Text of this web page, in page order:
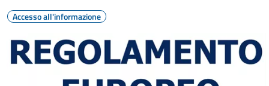
Accesso all'informazione